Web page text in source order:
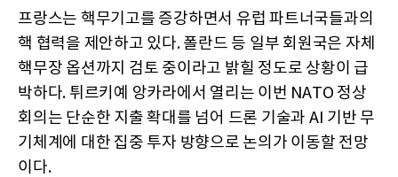
프랑스는 핵무기고를 증강하면서 유럽 파트너국들과의
핵 협력을 제안하고 있다. 폴란드 등 일부 회원국은 자체
핵무장 옵션까지 검토 중이라고 밝힐 정도로 상황이 급
박하다. 튀르키예 앙카라에서 열리는 이번 NATO 정상
회의는 단순한 지출 확대를 넘어 드론 기술과 AI 기반 무
기체계에 대한 집중 투자 방향으로 논의가 이동할 전망
이다.